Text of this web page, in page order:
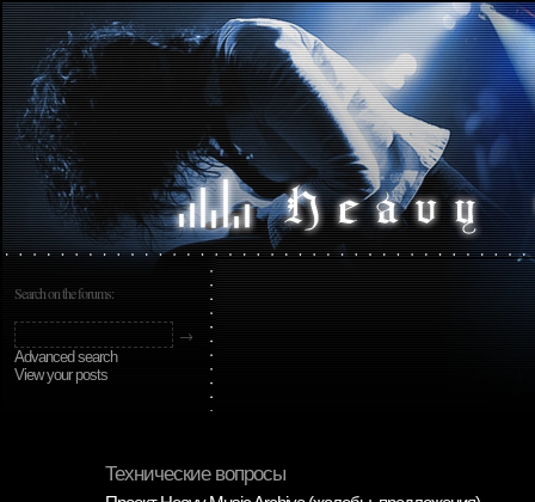
Search on the forums:
Advanced search
View your posts
Технические вопросы